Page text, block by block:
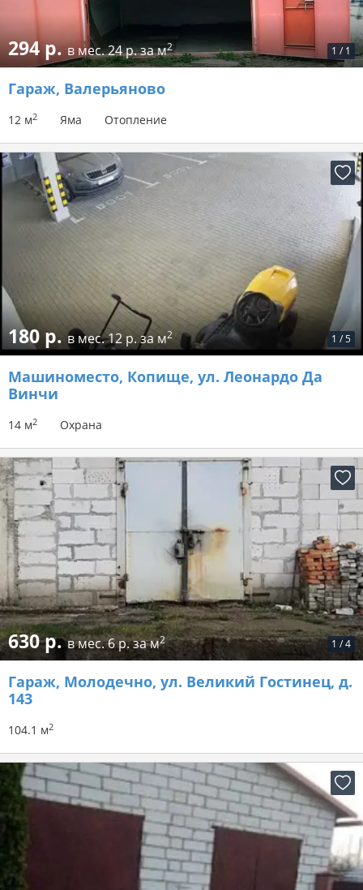
1 / 1
294 р.в мес.24 р. за м2
Гараж, Валерьяново
12 м2 Яма Отопление
1 /5
180 р.в мес.12 р. за м2
Машиноместо, Копище, ул. Леонардо Да
Винчи
14 м2 Охрана
1 /4
630 р.в мес.6 р. за м2
Гараж, Молодечно, ул. Великий Гостинец, д.
143
104.1 м2